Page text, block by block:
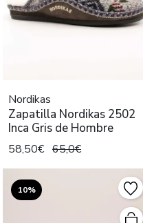
Nordikas
Zapatilla Nordikas 2502
Inca Gris de Hombre
58,50€ 65,0€
10%